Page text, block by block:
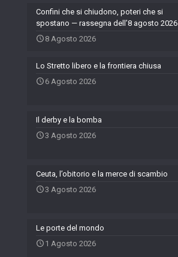
Confini che si chiudono, poteri che si
spostano — rassegna dell’8 agosto 2026
8 Agosto 2026
Lo Stretto libero e la frontiera chiusa
6 Agosto 2026
Il derby e la bomba
3 Agosto 2026
Ceuta, l’obitorio e la merce di scambio
3 Agosto 2026
Le porte del mondo
1 Agosto 2026